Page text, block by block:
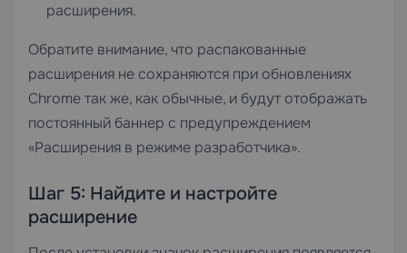
расширения.
Обратите внимание, что распакованные
расширения не сохраняются при обновлениях
Chrome так же, как обычные, и будут отображать
постоянный баннер с предупреждением
«Расширения в режиме разработчика».
Шаг 5: Найдите и настройте
расширение